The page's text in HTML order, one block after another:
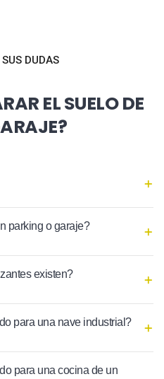
DUDAS
EL SUELO DE
parking o garaje?
existen?
para una nave industrial?
para una cocina de un